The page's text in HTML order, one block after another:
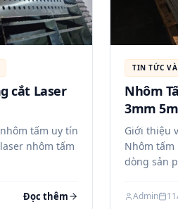
cắt Laser
tấm uy tín
nhôm tấm
Đọc thêm
TIN TỨC
Nhôm
3mm
6061 cắt
Giới thiệu
Nhôm tấm
dòng sản
Admin